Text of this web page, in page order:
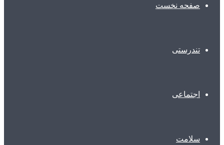
صفحه نخست
تندرستی
اجتماعی
سلامت